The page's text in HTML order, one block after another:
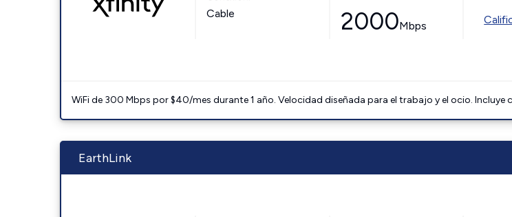
Cable 2000Mbps
WiFi de 300 Mbps por $40/mes durante 1 año. Velocidad diseñada para el trabajo y el ocio.
EarthLink